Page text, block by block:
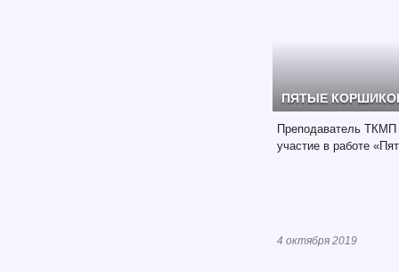
ПЯТЫЕ
Преподаватель
участие в работе
4 октября 2019